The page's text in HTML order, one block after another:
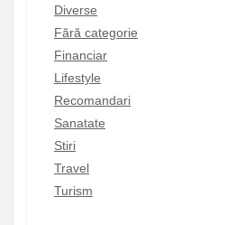
Diverse
Fără categorie
Financiar
Lifestyle
Recomandari
Sanatate
Stiri
Travel
Turism